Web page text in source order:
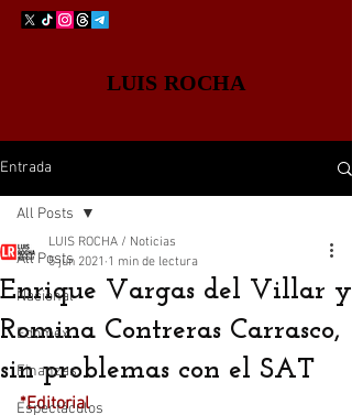
LUIS ROCHA
Entrada
All Posts
Nacional
Edomex
Finanzas
Espectáculos
All Posts
Enrique Vargas del Villar y
Romina Contreras Carrasco,
sin problemas con el SAT
LUIS ROCHA / Noticias
5 jun 2021 1 min de lectura
*Editorial